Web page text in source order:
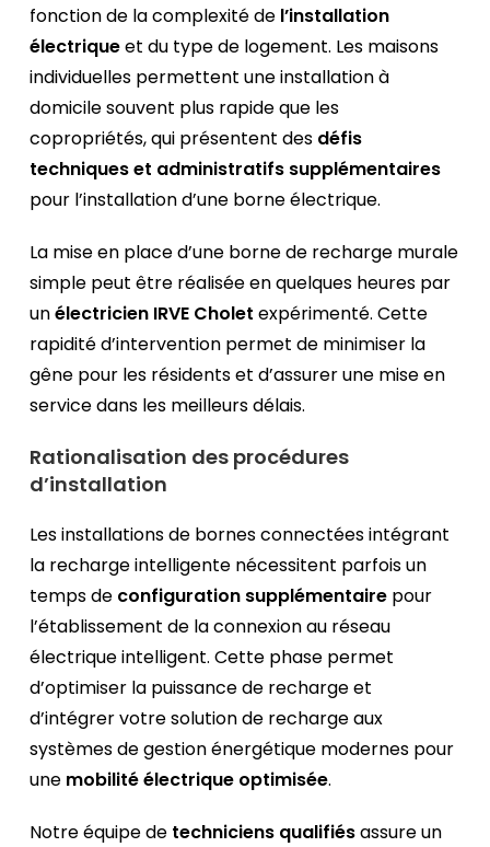
fonction de la complexité de l’installation
électriqueet du type de logement. Les maisons
individuelles permettent une installation à
domicile souvent plus rapide que les
copropriétés, qui présentent des défis
techniques et administratifs supplémentaires
pour l’installation d’une borne électrique.
La mise en place d’une borne de recharge murale
simple peut être réalisée en quelques heures par
unélectricien IRVE Cholet expérimenté. Cette
rapidité d’intervention permet de minimiser la
gêne pour les résidents et d’assurer une mise en
service dans les meilleurs délais.
Rationalisation des procédures
d’installation
Les installations de bornes connectées intégrant
la recharge intelligente nécessitent parfois un
temps de configuration supplémentaire pour
l’établissement de la connexion au réseau
électrique intelligent. Cette phase permet
d’optimiser la puissance de recharge et
d’intégrer votre solution de recharge aux
systèmes de gestion énergétique modernes pour
une mobilité électrique optimisée.
Notre équipe de techniciens qualifiésassure un